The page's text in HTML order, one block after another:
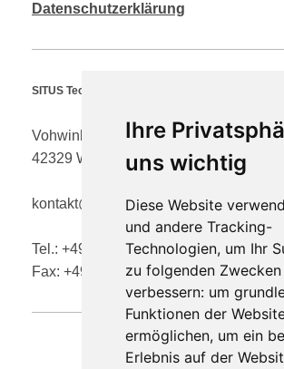
Ihre
uns wichtig
Diese Website
und andere Tracking-
Technologien, um Ihr
zu folgenden Zwecken
verbessern: um
Funktionen der
ermöglichen, um ein
Erlebnis auf der
Datenschutzerklärung
SITUS Technicals GmbH
Vohwinkeler Str. 58
42329 Wuppertal
kontakt@situs-tec.de
Tel.: +49 202 37291181
Fax: +49 202 3722521